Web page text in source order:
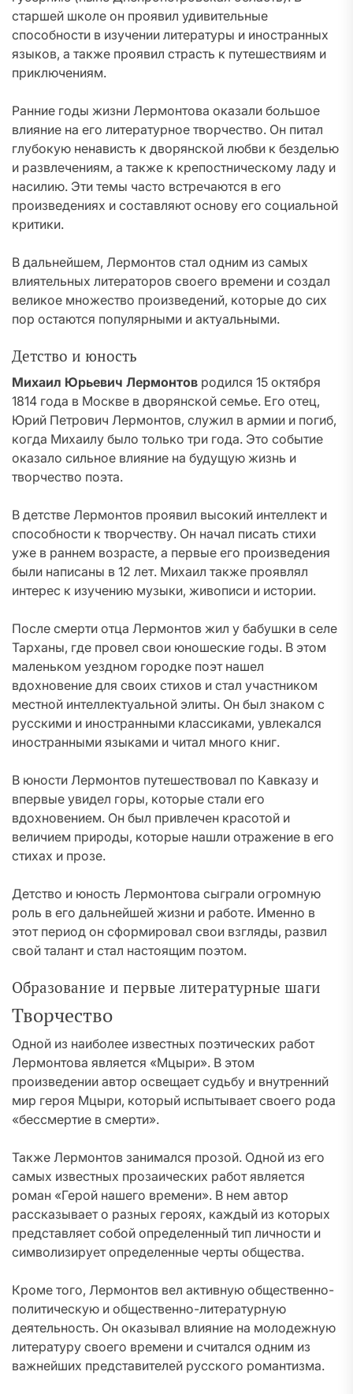
старшей школе он проявил удивительные
способности в изучении литературы и иностранных
языков, а также проявил страсть к путешествиям и
приключениям.
Ранние годы жизни Лермонтова оказали большое
влияние на его литературное творчество. Он питал
глубокую ненависть к дворянской любви к безделью
и развлечениям, а также к крепостническому ладу и
насилию. Эти темы часто встречаются в его
произведениях и составляют основу его социальной
критики.
В дальнейшем, Лермонтов стал одним из самых
влиятельных литераторов своего времени и создал
великое множество произведений, которые до сих
пор остаются популярными и актуальными.
Детство и юность
Михаил Юрьевич Лермонтов родился 15 октября
1814 года в Москве в дворянской семье. Его отец,
Юрий Петрович Лермонтов, служил в армии и погиб,
когда Михаилу было только три года. Это событие
оказало сильное влияние на будущую жизнь и
творчество поэта.
В детстве Лермонтов проявил высокий интеллект и
способности к творчеству. Он начал писать стихи
уже в раннем возрасте, а первые его произведения
были написаны в 12 лет. Михаил также проявлял
интерес к изучению музыки, живописи и истории.
После смерти отца Лермонтов жил у бабушки в селе
Тарханы, где провел свои юношеские годы. В этом
маленьком уездном городке поэт нашел
вдохновение для своих стихов и стал участником
местной интеллектуальной элиты. Он был знаком с
русскими и иностранными классиками, увлекался
иностранными языками и читал много книг.
В юности Лермонтов путешествовал по Кавказу и
впервые увидел горы, которые стали его
вдохновением. Он был привлечен красотой и
величием природы, которые нашли отражение в его
стихах и прозе.
Детство и юность Лермонтова сыграли огромную
роль в его дальнейшей жизни и работе. Именно в
этот период он сформировал свои взгляды, развил
свой талант и стал настоящим поэтом.
Образование и первые литературные шаги
Творчество
Одной из наиболее известных поэтических работ
Лермонтова является «Мцыри». В этом
произведении автор освещает судьбу и внутренний
мир героя Мцыри, который испытывает своего рода
«бессмертие в смерти».
Также Лермонтов занимался прозой. Одной из его
самых известных прозаических работ является
роман «Герой нашего времени». В нем автор
рассказывает о разных героях, каждый из которых
представляет собой определенный тип личности и
символизирует определенные черты общества.
Кроме того, Лермонтов вел активную общественно-
политическую и общественно-литературную
деятельность. Он оказывал влияние на молодежную
литературу своего времени и считался одним из
важнейших представителей русского романтизма.